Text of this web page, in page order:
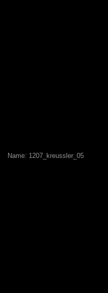
Name: 1207_kreussler_05